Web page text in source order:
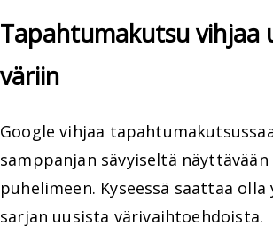
Tapahtumakutsu vihjaa
väriin
Google vihjaa
samppanjan sävyiseltä näyttävään
puhelimeen. Kyseessä saattaa olla
sarjan uusista värivaihtoehdoista.